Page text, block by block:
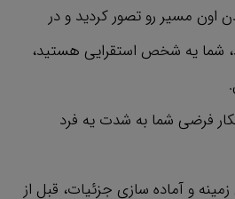
اون مسیر رو تصور کردید و در
شما یه شخص استقرایی هستید،
فرضی شما به شدت یه فرد
و آماده سازی جزئیات، قبل از